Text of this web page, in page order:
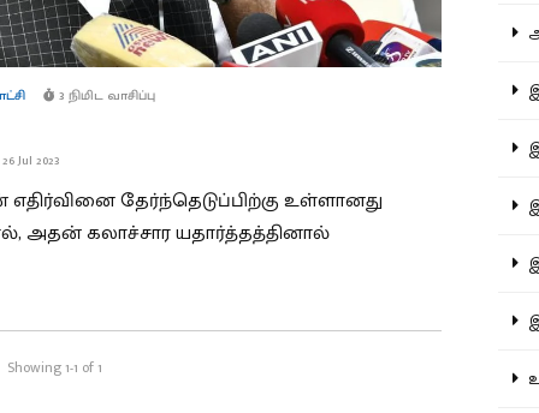
3 நிமிட வாசிப்பு
26 Jul 2023
தேர்ந்தெடுப்பிற்கு உள்ளானது
அதன் கலாச்சார யதார்த்தத்தினால்
Showing 1-1 of 1